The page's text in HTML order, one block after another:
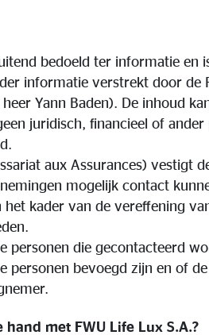
bedoeld ter informatie en
informatie verstrekt door de
Yann Baden). De inhoud
juridisch, financieel of
aux Assurances) vestigt
mogelijk contact
het kader van de vereffening
personen die gecontacteerd
personen bevoegd zijn en of
hand met FWU Life Lux S.A.?